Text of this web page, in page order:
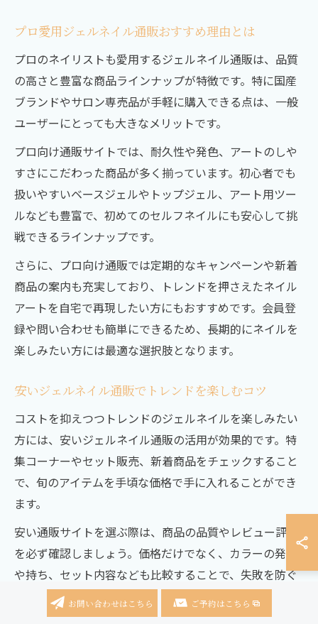
プロ愛用ジェルネイル通販おすすめ理由とは
プロのネイリストも愛用するジェルネイル通販は、品質
の高さと豊富な商品ラインナップが特徴です。特に国産
ブランドやサロン専売品が手軽に購入できる点は、一般
ユーザーにとっても大きなメリットです。
プロ向け通販サイトでは、耐久性や発色、アートのしや
すさにこだわった商品が多く揃っています。初心者でも
扱いやすいベースジェルやトップジェル、アート用ツー
ルなども豊富で、初めてのセルフネイルにも安心して挑
戦できるラインナップです。
さらに、プロ向け通販では定期的なキャンペーンや新着
商品の案内も充実しており、トレンドを押さえたネイル
アートを自宅で再現したい方にもおすすめです。会員登
録や問い合わせも簡単にできるため、長期的にネイルを
楽しみたい方には最適な選択肢となります。
安いジェルネイル通販でトレンドを楽しむコツ
コストを抑えつつトレンドのジェルネイルを楽しみたい
方には、安いジェルネイル通販の活用が効果的です。特
集コーナーやセット販売、新着商品をチェックすること
で、旬のアイテムを手頃な価格で手に入れることができ
ます。
安い通販サイトを選ぶ際は、商品の品質やレビュー評価
を必ず確認しましょう。価格だけでなく、カラーの発色
や持ち、セット内容なども比較することで、失敗を防ぐ
ことができます。例えば、セルフネイル初心者にはスタ
ーターセットや人気カラーのミニセットが特におすすめ
お問い合わせはこちら ご予約はこちら